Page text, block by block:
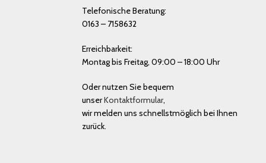
Telefonische Beratung:
0163 – 7158632
Erreichbarkeit:
Montag bis Freitag, 09:00 – 18:00 Uhr
Oder nutzen Sie bequem
unserKontaktformular,
wir melden uns schnellstmöglich bei Ihnen
zurück.